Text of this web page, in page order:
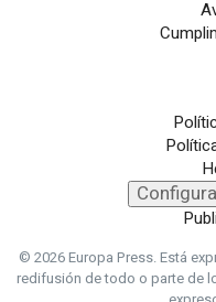
© 2026 Europa Press.Está
redifusión de todo o parte de